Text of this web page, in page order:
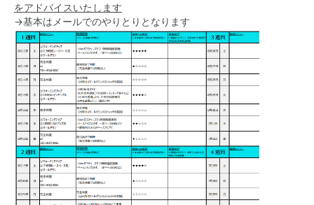
をアドバイスいたします
→基本はメールでのやりとりとなります